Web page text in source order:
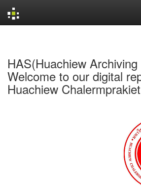
HAS(Huachiew
Welcome to our digital
Huachiew